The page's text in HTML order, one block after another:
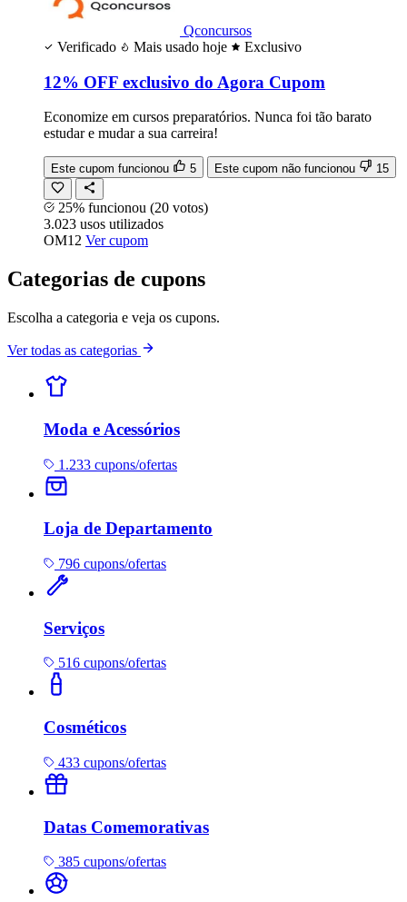
Qconcursos
Verificado
Mais usado hoje Exclusivo
12% OFF exclusivo do Agora Cupom
Economize em cursos preparatórios. Nunca foi tão barato
estudar e mudar a sua carreira!
Este cupom funcionou 5 Este cupom não funcionou 15
25% funcionou (20 votos)
3.023 usos utilizados
OM12 Ver cupom
Categorias de cupons
Escolha a categoria e veja os cupons.
Ver todas as categorias
Moda e Acessórios
1.233 cupons/ofertas
Loja de Departamento
796 cupons/ofertas
Serviços
516 cupons/ofertas
Cosméticos
433 cupons/ofertas
Datas Comemorativas
385 cupons/ofertas